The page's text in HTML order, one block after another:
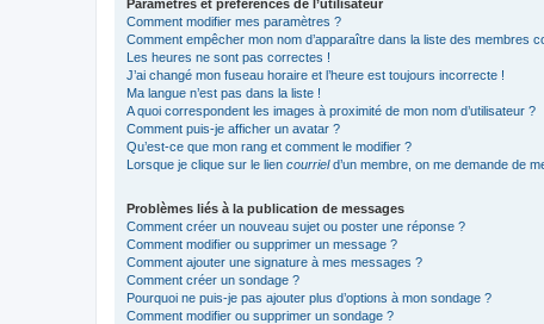
Paramètres et préférences de l’utilisateur
Comment modifier mes paramètres ?
Comment empêcher mon nom d’apparaître dans la liste des membres
Les heures ne sont pas correctes !
J’ai changé mon fuseau horaire et l’heure est toujours incorrecte !
Ma langue n’est pas dans la liste !
A quoi correspondent les images à proximité de mon nom d’utilisateur ?
Comment puis-je afficher un avatar ?
Qu’est-ce que mon rang et comment le modifier ?
Lorsque je clique sur le lien courrield’un membre, on me demande de
Problèmes liés à la publication de messages
Comment créer un nouveau sujet ou poster une réponse ?
Comment modifier ou supprimer un message ?
Comment ajouter une signature à mes messages ?
Comment créer un sondage ?
Pourquoi ne puis-je pas ajouter plus d’options à mon sondage ?
Comment modifier ou supprimer un sondage ?